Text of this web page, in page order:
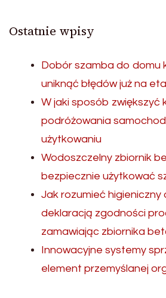
Ostatnie wpisy
Dobór szamba do domu
uniknąć błędów już na
W jaki sposób zwiększyć
podróżowania
użytkowaniu
Wodoszczelny zbiornik
bezpiecznie użytkować
Jak rozumieć
deklaracją zgodności
zamawiając zbiornika
Innowacyjne systemy
element przemyślanej